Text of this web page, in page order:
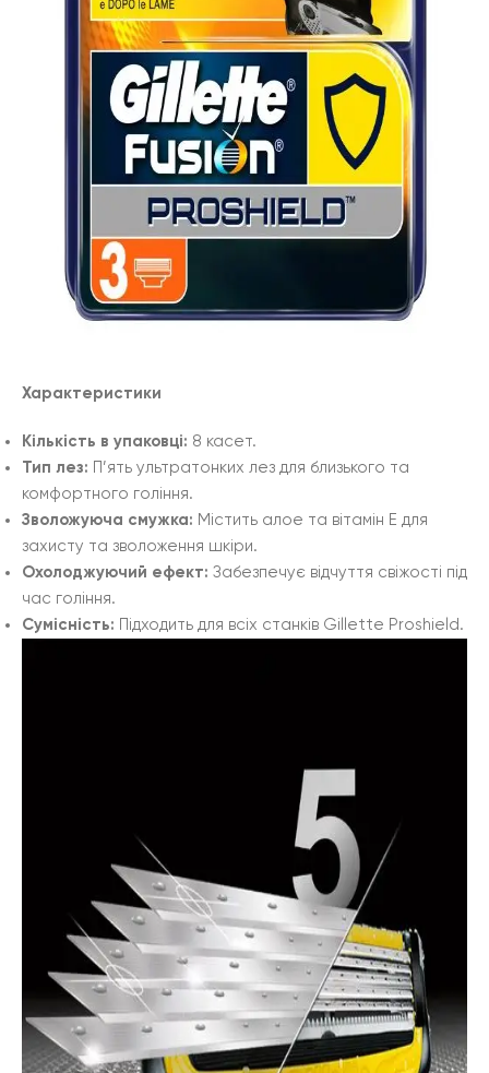
Характеристики
Кількість в упаковці: 8 касет.
Тип лез: П’ять ультратонких лез для близького та
комфортного гоління.
Зволожуюча смужка: Містить алое та вітамін E для
захисту та зволоження шкіри.
Охолоджуючий ефект: Забезпечує відчуття свіжості під
час гоління.
Сумісність: Підходить для всіх станків Gillette Proshield.